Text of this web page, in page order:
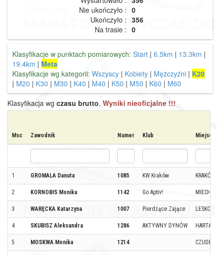
Nie ukończyło : 0
Ukończyło : 356
Na trasie : 0
Klasyfikacje w punktach pomiarowych: Start | 6.5km | 13.3km |
19.4km | Meta
Klasyfikacje wg kategorii: Wszyscy | Kobiety | Mężczyźni | K20
| M20 | K30 | M30 | K40 | M40 | K50 | M50 | K60 | M60
Klasyfikacja wg czasu brutto. Wyniki nieoficjalne !!!
Msc Zawodnik Numer Klub
1 GROMALA Danuta 1085 KW Kraków KRAKÓW
2 KORNOBIS Monika 1142 Go Aptiv! MIECHÓW
3 WARĘCKA Katarzyna 1007 Pierdzące Zające LESKO
4 SKUBISZ Aleksandra 1286 AKTYWNY DYNÓW HARTA
5 MOSKWA Monika 1214 CZUDEC